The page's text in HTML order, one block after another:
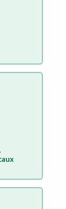
,